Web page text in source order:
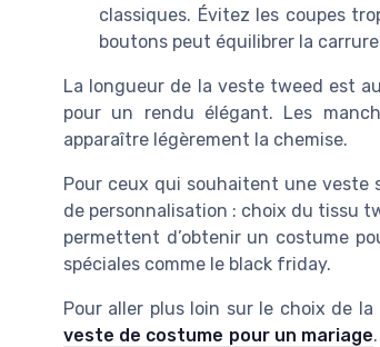
classiques. Évitez les coupes
boutons peut équilibrer la
La longueur de la veste tweed est
pour un rendu élégant. Les
apparaître légèrement la chemise.
Pour ceux qui souhaitent une veste
de personnalisation : choix du tissu
permettent d’obtenir un costume
spéciales comme le black friday.
Pour aller plus loin sur le choix de
veste de costume pour un mariage